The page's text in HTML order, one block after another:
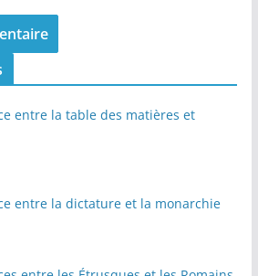
entre la table des matières et
entre la dictature et la monarchie